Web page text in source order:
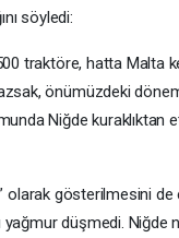
söyledi:
traktöre, hatta
önümüzdeki
Niğde kuraklıktan
olarak gösterilmesini de
düşmedi. Niğde